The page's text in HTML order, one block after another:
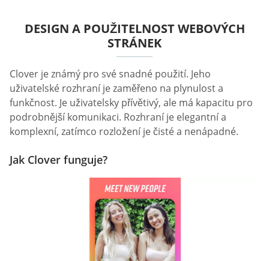
DESIGN A POUŽITELNOST WEBOVÝCH
STRÁNEK
Clover je známý pro své snadné použití. Jeho
uživatelské rozhraní je zaměřeno na plynulost a
funkčnost. Je uživatelsky přívětivý, ale má kapacitu pro
podrobnější komunikaci. Rozhraní je elegantní a
komplexní, zatímco rozložení je čisté a nenápadné.
Jak Clover funguje?